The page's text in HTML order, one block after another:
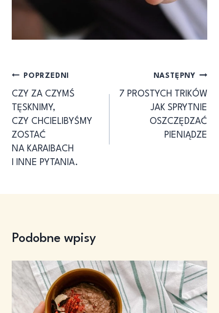
Nawigacja
wpisu
POPRZEDNI
CZY ZA CZYMŚ
TĘSKNIMY,
CZY CHCIELIBYŚMY
ZOSTAĆ
NA KARAIBACH
I INNE PYTANIA.
NASTĘPNY
7 PROSTYCH TRIKÓW
JAK SPRYTNIE
OSZCZĘDZAĆ
PIENIĄDZE
Podobne wpisy